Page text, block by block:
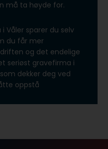
må ta høyde for.
Våler sparer du selv
du får mer
og det endelige
seriøst gravefirma i
dekker deg ved
oppstå